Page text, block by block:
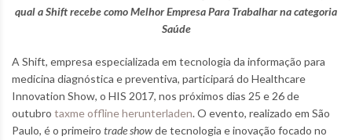
qual a Shift recebe como Melhor Empresa Para Trabalhar na categoria
Saúde
A Shift, empresa especializada em tecnologia da informação para
medicina diagnóstica e preventiva, participará do Healthcare
Innovation Show, o HIS 2017, nos próximos dias 25 e 26 de
outubro taxme offline herunterladen. O evento, realizado em São
Paulo, é o primeiro trade showde tecnologia e inovação focado no